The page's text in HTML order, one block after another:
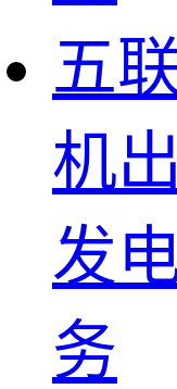
五
机
发
务